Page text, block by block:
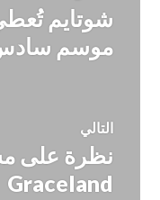
المقالات
المقالة
السابقة:
موسم
التالي
المقالة
التالية:
Graceland